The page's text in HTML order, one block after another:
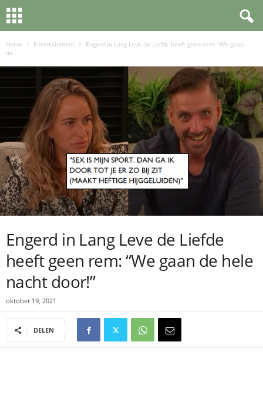
Home Entertainment
Engerd in Lang Leve de Liefde heeft geen rem: “We gaan
de...
Engerd in Lang Leve de Liefde
heeft geen rem: “We gaan de hele
nacht door!”
oktober 19, 2021
DELEN